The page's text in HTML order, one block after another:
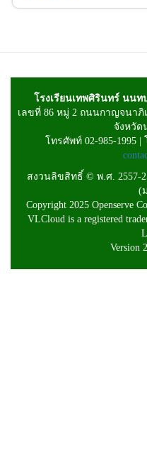
โรงเรียนเทพศิรินทร์ นนท
เลขที่ 86 หมู่ 2 ถนนกาญจนาภิ
จังหวัด
โทรศัพท์ 02-985-1995 |
สงวนลิขสิทธิ์ © พ.ศ. 2557-
(
Copyright 2025 Openserve
VLCloud is a registered
Version